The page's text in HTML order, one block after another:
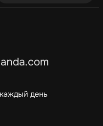
день